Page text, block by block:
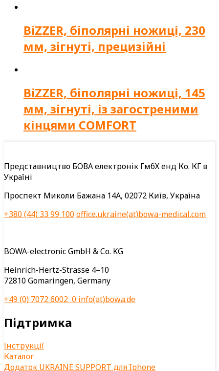
BiZZER, біполярні ножиці, 230
мм, зігнуті, прецизійні
BiZZER, біполярні ножиці, 145
мм, зігнуті, із загостреними
кінцями COMFORT
Представництво БОВА електронік ГмбХ енд Ко. КГ в
Україні
Проспект Миколи Бажана 14А, 02072 Київ, Україна
+380 (44) 33 99 100office.ukraine(at)bowa-medical.com
BOWA-electronic GmbH & Co. KG
Heinrich-Hertz-Strasse 4–10
72810 Gomaringen, Germany
+49 (0) 7072 6002 0 info(at)bowa.de
Підтримка
Інструкції
Каталог
Додаток UKRAINE SUPPORT для Iphone